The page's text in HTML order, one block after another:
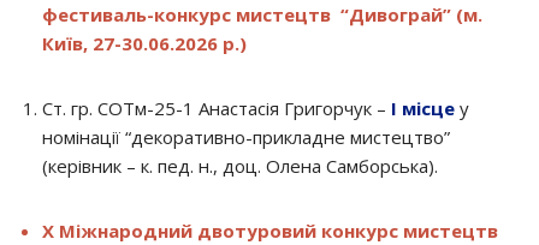
фестиваль-конкурс мистецтв “Дивограй” (м.
Київ, 27-30.06.2026 р.)
Ст. гр. СОТм-25-1 Анастасія Григорчук – І місце у
номінації “декоративно-прикладне мистецтво”
(керівник – к. пед. н., доц. Олена Самборська).
Х Міжнародний двотуровий конкурс мистецтв